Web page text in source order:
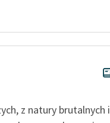
z natury brutalnych i